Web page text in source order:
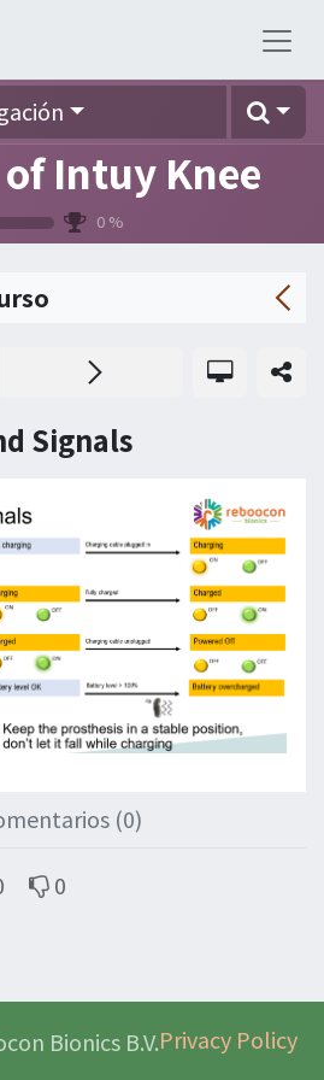
Intuy Knee
0 %
Signals
(0)
0
Bionics B.V.Privacy Policy